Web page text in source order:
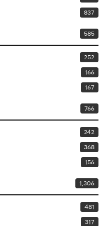
837
585
252
166
167
766
242
368
156
1,306
481
317